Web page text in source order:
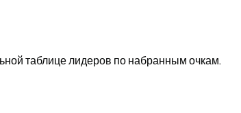
таблице лидеров по набранным очкам.